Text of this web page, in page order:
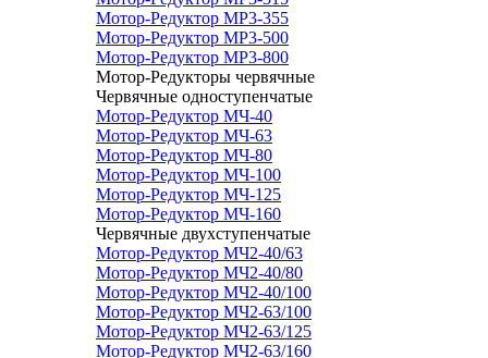
Мотор-Редуктор МР3-355
Мотор-Редуктор МР3-500
Мотор-Редуктор МР3-800
Мотор-Редукторы червячные
Червячные одноступенчатые
Мотор-Редуктор МЧ-40
Мотор-Редуктор МЧ-63
Мотор-Редуктор МЧ-80
Мотор-Редуктор МЧ-100
Мотор-Редуктор МЧ-125
Мотор-Редуктор МЧ-160
Червячные двухступенчатые
Мотор-Редуктор МЧ2-40/63
Мотор-Редуктор МЧ2-40/80
Мотор-Редуктор МЧ2-40/100
Мотор-Редуктор МЧ2-63/100
Мотор-Редуктор МЧ2-63/125
Мотор-Редуктор МЧ2-63/160